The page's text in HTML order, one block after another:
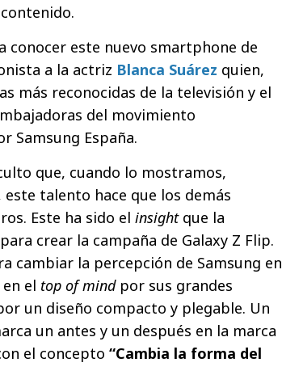
conocer este nuevo smartphone de
a la actriz Blanca Suárez quien,
más reconocidas de la televisión y el
del movimiento
Samsung España.
que, cuando lo mostramos,
este talento hace que los demás
Este ha sido el insightque la
crear la campaña de Galaxy Z Flip.
cambiar la percepción de Samsung en
el top of mindpor sus grandes
un diseño compacto y plegable. Un
un antes y un después en la marca
el concepto “Cambia la forma del